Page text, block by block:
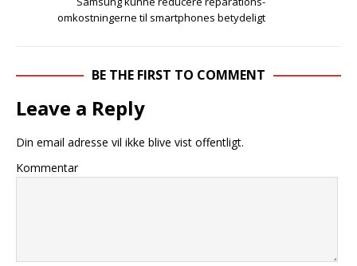
omkostningerne til smartphones betydeligt
BE THE FIRST TO COMMENT
Leave a Reply
Din email adresse vil ikke blive vist offentligt.
Kommentar